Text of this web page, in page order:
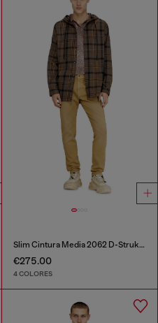
Slim Cintura Media 2062 D-Strukt Joggjeans®
€275.00
4 COLORES